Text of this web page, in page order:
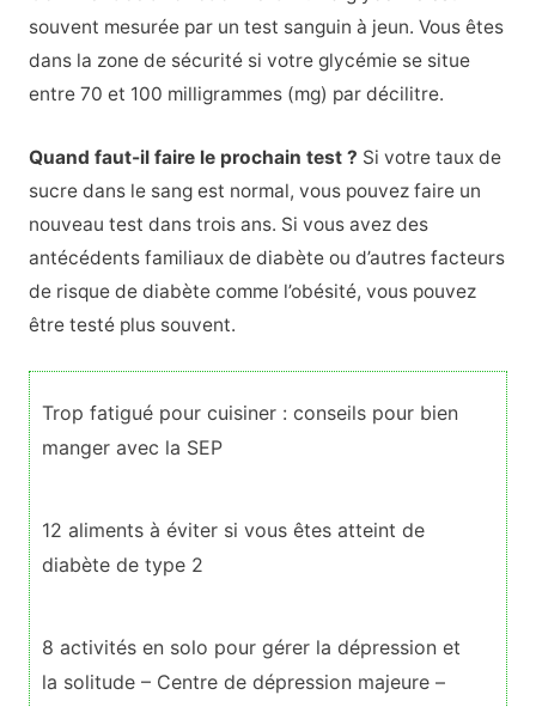
souvent mesurée par un test sanguin à jeun. Vous êtes
dans la zone de sécurité si votre glycémie se situe
entre 70 et 100 milligrammes (mg) par décilitre.
Quand faut-il faire le prochain test ? Si votre taux de
sucre dans le sang est normal, vous pouvez faire un
nouveau test dans trois ans. Si vous avez des
antécédents familiaux de diabète ou d’autres facteurs
de risque de diabète comme l’obésité, vous pouvez
être testé plus souvent.
Trop fatigué pour cuisiner : conseils pour bien
manger avec la SEP
12 aliments à éviter si vous êtes atteint de
diabète de type 2
8 activités en solo pour gérer la dépression et
la solitude – Centre de dépression majeure –